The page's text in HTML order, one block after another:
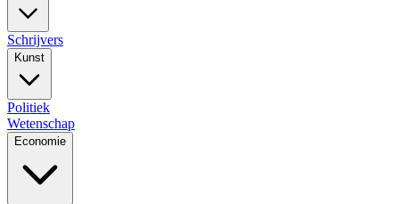
Schrijvers
Kunst
Politiek
Wetenschap
Economie